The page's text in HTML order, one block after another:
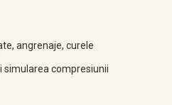
angrenaje, curele
simularea compresiunii